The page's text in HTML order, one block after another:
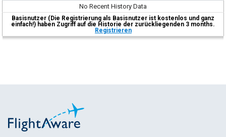
No Recent History Data
Basisnutzer (Die Registrierung als Basisnutzer ist kostenlos und ganz
einfach!) haben Zugriff auf die Historie der zurückliegenden 3 months.
Registrieren